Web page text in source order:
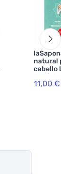
natural
cabello
BIO
avellana
11,00 €